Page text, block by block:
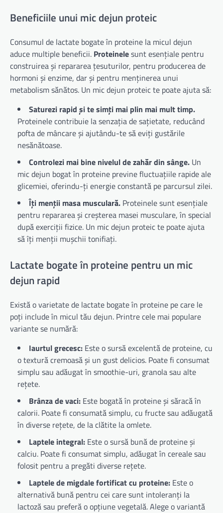
Beneficiile unui mic dejun proteic
Consumul de lactate bogate în proteine la micul dejun
aduce multiple beneficii. Proteinelesunt esențiale pentru
construirea și repararea țesuturilor, pentru producerea de
hormoni și enzime, dar și pentru menținerea unui
metabolism sănătos. Un mic dejun proteic te poate ajuta să:
Saturezi rapid și te simți mai plin mai mult timp.
Proteinele contribuie la senzația de sațietate, reducând
pofta de mâncare și ajutându-te să eviți gustările
nesănătoase.
Controlezi mai bine nivelul de zahăr din sânge. Un
mic dejun bogat în proteine previne fluctuațiile rapide ale
glicemiei, oferindu-ți energie constantă pe parcursul zilei.
Îți menții masa musculară. Proteinele sunt esențiale
pentru repararea și creșterea masei musculare, în special
după exerciții fizice. Un mic dejun proteic te poate ajuta
să îți menții mușchii tonifiați.
Lactate bogate în proteine pentru un mic
dejun rapid
Există o varietate de lactate bogate în proteine pe care le
poți include în micul tău dejun. Printre cele mai populare
variante se numără:
Iaurtul grecesc: Este o sursă excelentă de proteine, cu
o textură cremoasă și un gust delicios. Poate fi consumat
simplu sau adăugat în smoothie-uri, granola sau alte
rețete.
Brânza de vaci: Este bogată în proteine și săracă în
calorii. Poate fi consumată simplu, cu fructe sau adăugată
în diverse rețete, de la clătite la omlete.
Laptele integral: Este o sursă bună de proteine și
calciu. Poate fi consumat simplu, adăugat în cereale sau
folosit pentru a pregăti diverse rețete.
Laptele de migdale fortificat cu proteine: Este o
alternativă bună pentru cei care sunt intoleranți la
lactoză sau preferă o opțiune vegetală. Alege o variantă